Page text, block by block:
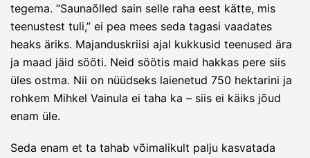
tegema. “Saunaõlled sain selle raha eest kätte, mis
teenustest tuli,” ei pea mees seda tagasi vaadates
heaks äriks. Majanduskriisi ajal kukkusid teenused ära
ja maad jäid sööti. Neid söötis maid hakkas pere siis
üles ostma. Nii on nüüdseks laienetud 750 hektarini ja
rohkem Mihkel Vainula ei taha ka – siis ei käiks jõud
enam üle.
Seda enam et ta tahab võimalikult palju kasvatada